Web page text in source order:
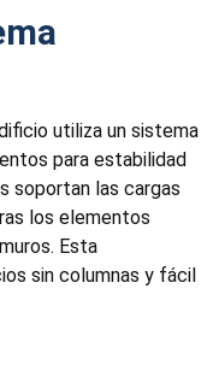
utiliza un sistema
para estabilidad
soportan las cargas
los elementos
Esta
sin columnas y fácil